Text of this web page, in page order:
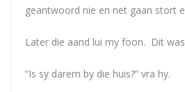
geantwoord nie en net gaan stort
Later die aand lui my foon. Dit was
“Is sy darem by die huis?” vra hy.